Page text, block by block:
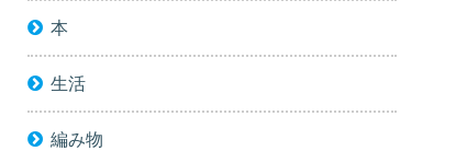
本
生活
編み物